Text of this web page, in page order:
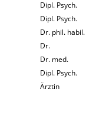
Dipl. Psych.
Dipl. Psych.
Dr. phil. habil.
Dr.
Dr. med.
Dipl. Psych.
Ärztin